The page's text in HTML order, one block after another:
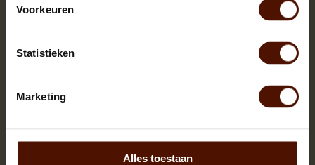
Voorkeuren
Statistieken
Marketing
Alles toestaan
Netzakken | 60 of 90 stuks | bloklengte ca.25 cm.